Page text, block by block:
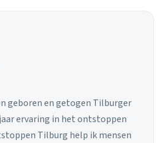
geboren en getogen Tilburger
ervaring in het ontstoppen
Tilburg help ik mensen